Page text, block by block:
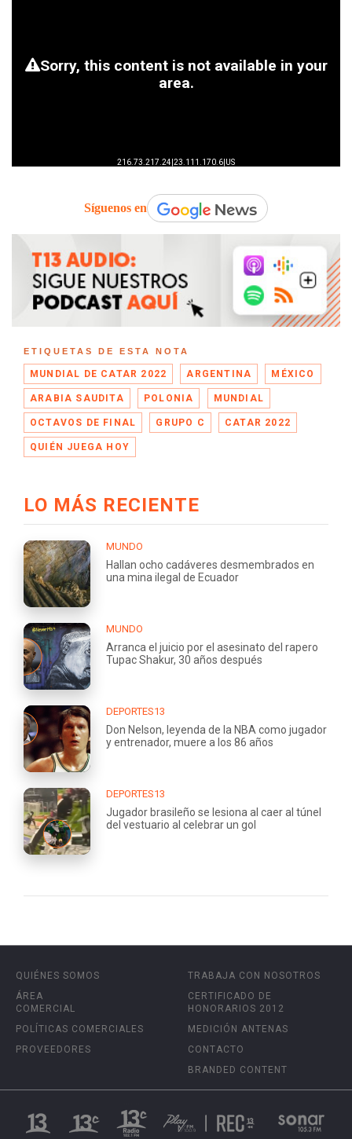
Síguenos en
ETIQUETAS DE ESTA NOTA
MUNDIAL DE CATAR 2022 ARGENTINA MÉXICO
ARABIA SAUDITA POLONIA MUNDIAL
OCTAVOS DE FINAL GRUPO C CATAR 2022
QUIÉN JUEGA HOY
LO MÁS RECIENTE
MUNDO
Hallan ocho cadáveres desmembrados en
una mina ilegal de Ecuador
MUNDO
Arranca el juicio por el asesinato del rapero
Tupac Shakur, 30 años después
DEPORTES13
Don Nelson, leyenda de la NBA como jugador
y entrenador, muere a los 86 años
DEPORTES13
Jugador brasileño se lesiona al caer al túnel
del vestuario al celebrar un gol
QUIÉNES SOMOS
ÁREA
COMERCIAL
POLÍTICAS COMERCIALES
PROVEEDORES
TRABAJA CON NOSOTROS
CERTIFICADO DE
HONORARIOS 2012
MEDICIÓN ANTENAS
CONTACTO
BRANDED CONTENT